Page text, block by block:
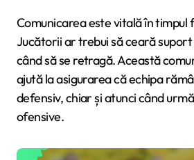
Comunicarea este vitală în timpul
Jucătorii ar trebui să ceară suport
când să se retragă. Această
ajută la asigurarea că echipa
defensiv, chiar și atunci când
ofensive.